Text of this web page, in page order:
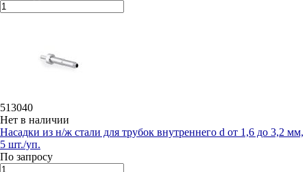
513040
Нет в наличии
Насадки из н/ж стали для трубок внутреннего d oт 1,6 до 3,2 мм,
5 шт./уп.
По запросу